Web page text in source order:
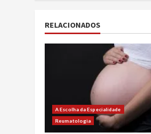
RELACIONADOS
A Escolha da Especialidade
Reumatologia